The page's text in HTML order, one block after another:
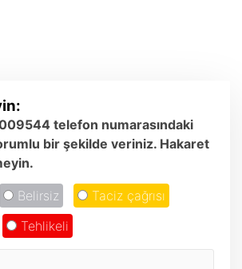
telefon numarasındaki
bir şekilde veriniz. Hakaret
Belirsiz
Taciz çağrısı
Tehlikeli